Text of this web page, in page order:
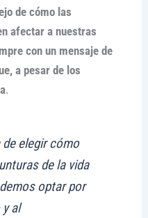
de cómo las
afectar a nuestras
con un mensaje de
a pesar de los
.
de elegir cómo
de la vida
optar por
al